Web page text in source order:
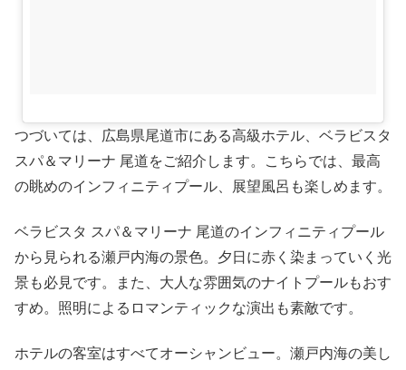
つづいては、広島県尾道市にある高級ホテル、ベラビスタ
スパ＆マリーナ 尾道をご紹介します。こちらでは、最高
の眺めのインフィニティプール、展望風呂も楽しめます。
ベラビスタ スパ＆マリーナ 尾道のインフィニティプール
から見られる瀬戸内海の景色。夕日に赤く染まっていく光
景も必見です。また、大人な雰囲気のナイトプールもおす
すめ。照明によるロマンティックな演出も素敵です。
ホテルの客室はすべてオーシャンビュー。瀬戸内海の美し